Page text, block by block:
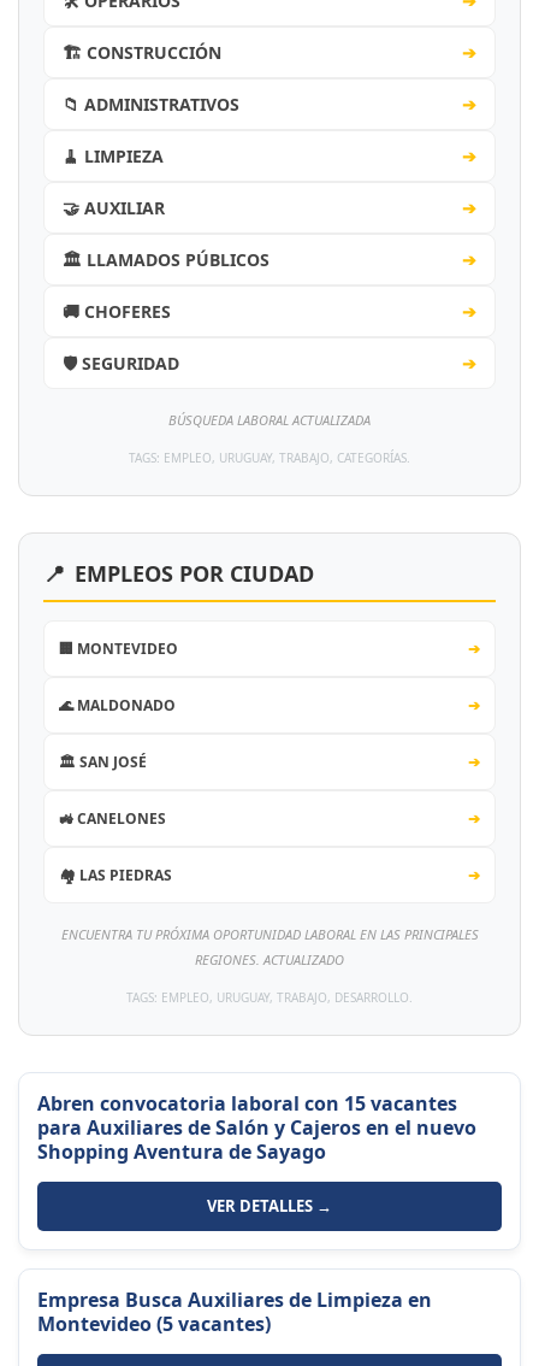
🏗️ CONSTRUCCIÓN ➔
📁 ADMINISTRATIVOS ➔
🧹 LIMPIEZA ➔
🤝 AUXILIAR ➔
🏛️ LLAMADOS PÚBLICOS ➔
🚚 CHOFERES ➔
🛡️ SEGURIDAD ➔
BÚSQUEDA LABORAL ACTUALIZADA
TAGS: EMPLEO, URUGUAY, TRABAJO, CATEGORÍAS.
📍 EMPLEOS POR CIUDAD
🏢 MONTEVIDEO ➔
🌊 MALDONADO ➔
🏛️ SAN JOSÉ ➔
🚜 CANELONES ➔
🏘️ LAS PIEDRAS ➔
ENCUENTRA TU PRÓXIMA OPORTUNIDAD LABORAL EN LAS PRINCIPALES
REGIONES. ACTUALIZADO
TAGS: EMPLEO, URUGUAY, TRABAJO, DESARROLLO.
Abren convocatoria laboral con 15 vacantes
para Auxiliares de Salón y Cajeros en el nuevo
Shopping Aventura de Sayago
VER DETALLES →
Empresa Busca Auxiliares de Limpieza en
Montevideo (5 vacantes)